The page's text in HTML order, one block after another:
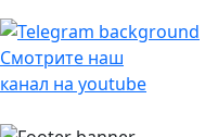
Смотрите наш
канал на youtube